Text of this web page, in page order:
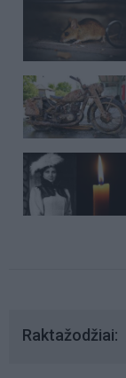
Raktažodžiai